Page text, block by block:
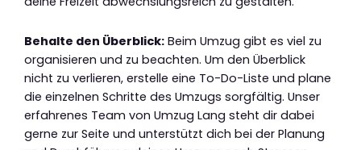
Behalte den Überblick: Beim Umzug gibt es viel zu
organisieren und zu beachten. Um den Überblick
nicht zu verlieren, erstelle eine To-Do-Liste und plane
die einzelnen Schritte des Umzugs sorgfältig. Unser
erfahrenes Team von Umzug Lang steht dir dabei
gerne zur Seite und unterstützt dich bei der Planung